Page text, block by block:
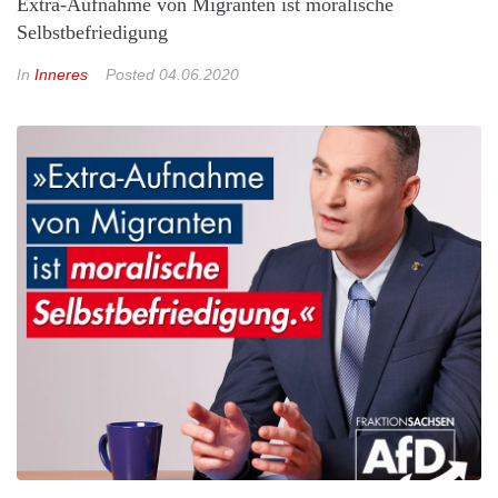
Selbstbefriedigung
In Inneres Posted 04.06.2020